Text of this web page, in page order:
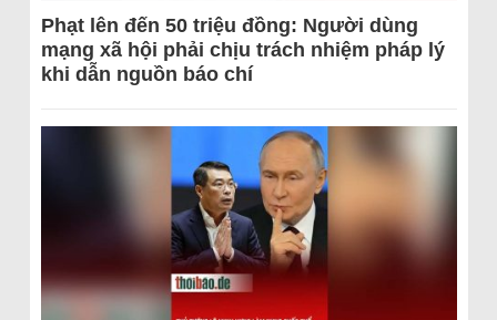
Phạt lên đến 50 triệu đồng: Người dùng
mạng xã hội phải chịu trách nhiệm pháp lý
khi dẫn nguồn báo chí